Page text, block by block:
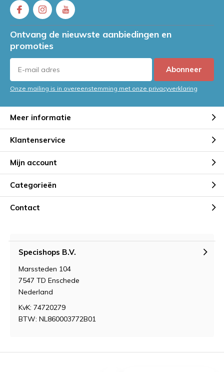
Ontvang de nieuwste aanbiedingen en
promoties
Abonneer
Onze mailing is in overeenstemming met onze privacyverklaring
Meer informatie
Klantenservice
Mijn account
Categorieën
Contact
Specishops B.V.
Marssteden 104
7547 TD Enschede
Nederland
KvK: 74720279
BTW: NL860003772B01